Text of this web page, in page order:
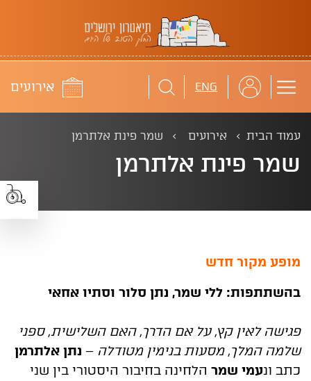
תיאטרון ירושלים
ENG לוח
אירועים
עמוד הבית אירועים שמר פינת אלתרמן
שמר פינת אלתרמן
מופע מקור חדש
בהשתתפות: ללי שמר, נתן סלור וסתיו אחאי
פגישה לאין קץ, על אם הדרך, האם השלישית, ספני
שלמה המלך, מסעות בנימין מטודלה – נתן אלתרמן
כתב ונעמי שמר הלחינה בחיבור היסטורי בין שני